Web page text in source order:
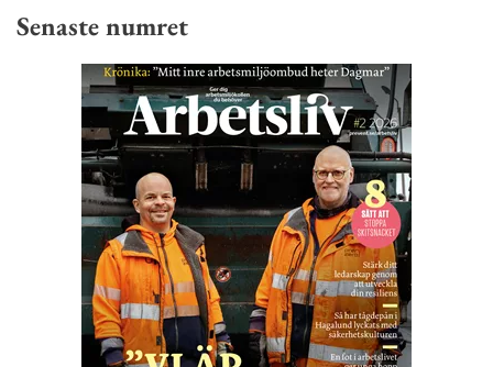
Senaste numret